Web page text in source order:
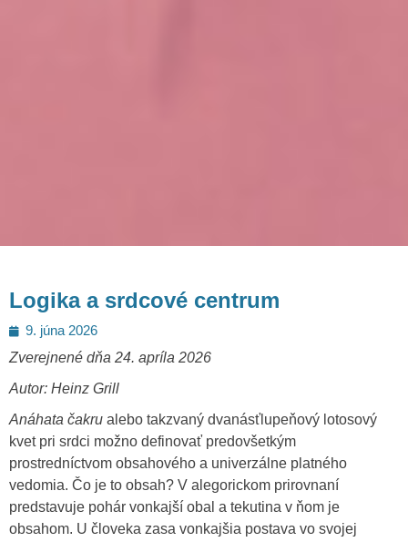
Logika a srdcové centrum
Posted
on
9. júna 2026
Zverejnené dňa 24. apríla 2026
Autor: Heinz Grill
Anáhata čakru alebo takzvaný dvanásťlupeňový lotosový
kvet pri srdci možno definovať predovšetkým
prostredníctvom obsahového a univerzálne platného
vedomia. Čo je to obsah? V alegorickom prirovnaní
predstavuje pohár vonkajší obal a tekutina v ňom je
obsahom. U človeka zasa vonkajšia postava vo svojej